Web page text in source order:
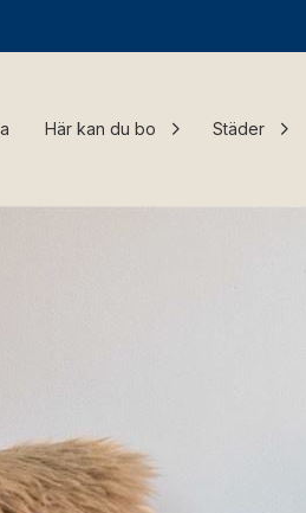
Här kan du bo Städer